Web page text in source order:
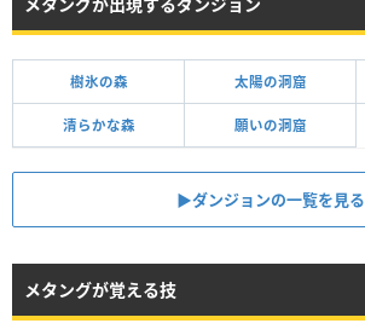
樹氷の森 太陽の洞窟
清らかな森 願いの洞窟
▶︎ダンジョンの一覧を見る
メタングが覚える技